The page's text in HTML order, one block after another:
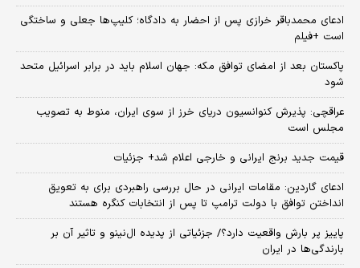
ادعای محمدباقر خرازی پس از احضار به دادگاه؛ کلیپ‌ها جعلی و ساختگی
است +فیلم
پاکستان بعد از امضای توافق مکه: جهان اسلام باید در برابر اسرائیل متحد
شود
عراقچی: پذیرش کنوانسیون دریای خرز از سوی ایران، منوط به تصویب
مجلس است
قیمت جدید برنج ایرانی و خارجی اعلام شد+ جزئیات
ادعای گاردین: مقامات ایرانی در حال بررسی راهبردی برای به تعویق
انداختن توافق با دولت ترامپ تا پس از انتخابات کنگره هستند
پاییز پر بارش واقعیت دارد؟/ جزئیاتی از پدیده ال‌نینو و تاثیر آن بر
بارندگی‌ها در ایران